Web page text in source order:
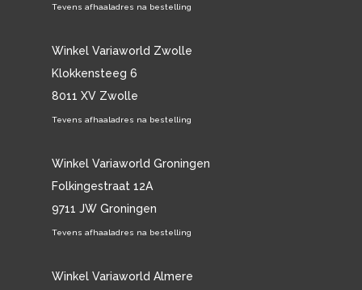
Tevens afhaaladres na bestelling
Winkel Variaworld Zwolle
Klokkensteeg 6
8011 XV Zwolle
Tevens afhaaladres na bestelling
Winkel Variaworld Groningen
Folkingestraat 12A
9711 JW Groningen
Tevens afhaaladres na bestelling
Winkel Variaworld Almere